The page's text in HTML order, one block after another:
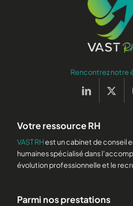
Rencontrez notre
Votre ressource RH
VAST RHest un cabinet de conseil
humaines spécialisé dans
évolution professionnelle et le
Parmi nos prestations